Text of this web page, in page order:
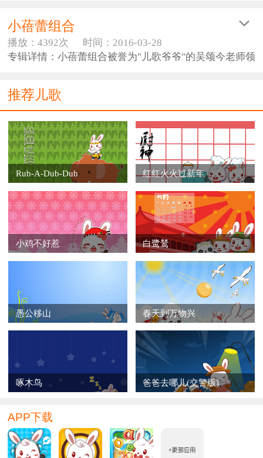
小蓓蕾组合
播放：4392次
时间：2016-03-28
专辑详情：小蓓蕾组合被誉为"儿歌爷爷"的吴颂今老师领
青蛙合唱队、小可爱组合、小菩提组合等艺名
推荐儿歌
Rub-A-Dub-Dub 红红火火过新年
小鸡不好惹 白鹭鸶
愚公移山 春天到万物兴
啄木鸟 爸爸去哪儿(交警版)
APP下载